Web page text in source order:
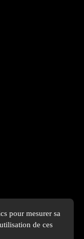
pour mesurer sa
de ces